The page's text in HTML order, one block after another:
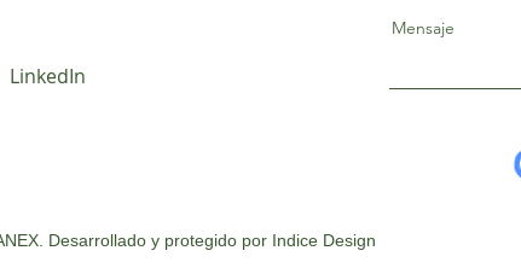
LinkedIn
Desarrollado y protegido por Indice Design
Mensaje